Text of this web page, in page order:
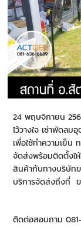
24 พฤษจิกายน
ไว้วางใจ เช่าพัดล
เพื่อใช้ทำความเย็
จัดส่งพร้อมติดตั้งใ
สินค้ากับทางบริษัท
บริการจัดส่งถึงที่
ติดต่อสอบถาม